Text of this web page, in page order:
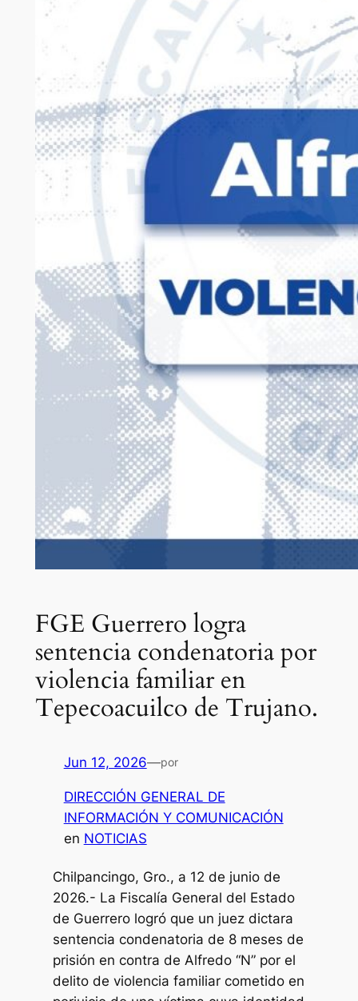
FGE Guerrero logra
sentencia condenatoria por
violencia familiar en
Tepecoacuilco de Trujano.
Jun 12, 2026—por
DIRECCIÓN GENERAL DE
INFORMACIÓN Y COMUNICACIÓN
en NOTICIAS
Chilpancingo, Gro., a 12 de junio de
2026.- La Fiscalía General del Estado
de Guerrero logró que un juez dictara
sentencia condenatoria de 8 meses de
prisión en contra de Alfredo “N” por el
delito de violencia familiar cometido en